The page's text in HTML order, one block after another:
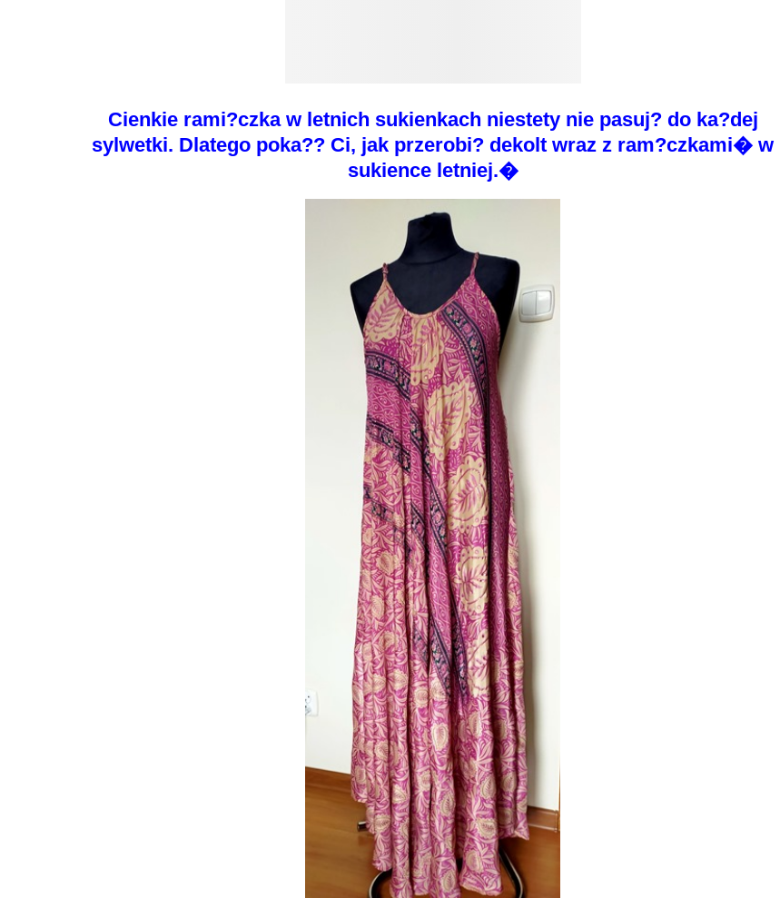
Cienkie rami?czka w letnich sukienkach niestety nie pasuj? do ka?dej
sylwetki. Dlatego poka?? Ci, jak przerobi? dekolt wraz z ram?czkami� w
sukience letniej.�